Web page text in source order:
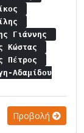
Γιάννης
Κώστας
Πέτρος
Αδαμίδου
Προβολή